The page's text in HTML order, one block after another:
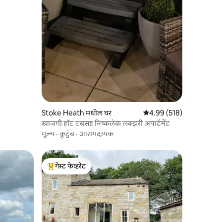
Stoke Heath मधील घर 5 पैकी 4.99 सरासरी रेटिंग,
4.99 (518)
खाजगी हॉट टबसह निष्कलंक लक्झरी अपार्टमेंट
मूल्य·कुटुंब· आरामदायक
टॉप गेस्ट फेव्हरेट
गेस्ट फेव्हरेट